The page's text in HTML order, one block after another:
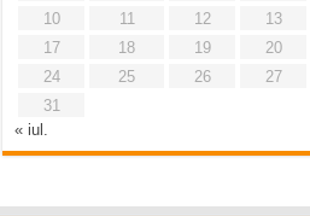
10
11 12 13
17
18 19 20
24
25 26 27
31
« iul.